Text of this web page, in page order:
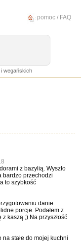
pomoc / FAQ
wegańskich
z bazylią. Wyszło
bardzo przechodzi
to szybkość
danie.
porcje. Podałem z
kaszą ;) Na przyszłość
stałe do mojej kuchni